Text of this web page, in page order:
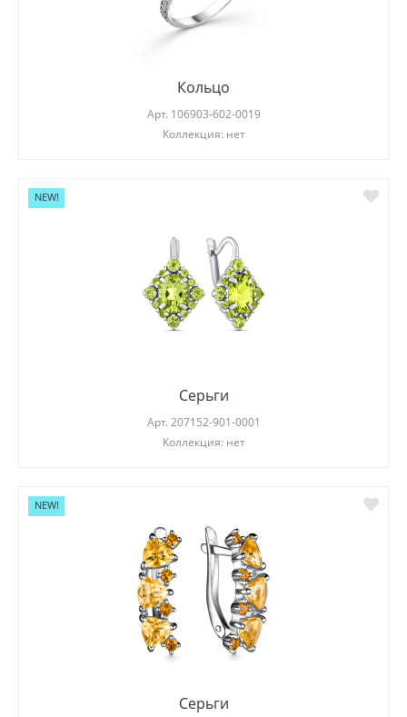
Кольцо
Арт. 106903-602-0019
Коллекция: нет
NEW!
Серьги
Арт. 207152-901-0001
Коллекция: нет
NEW!
Серьги